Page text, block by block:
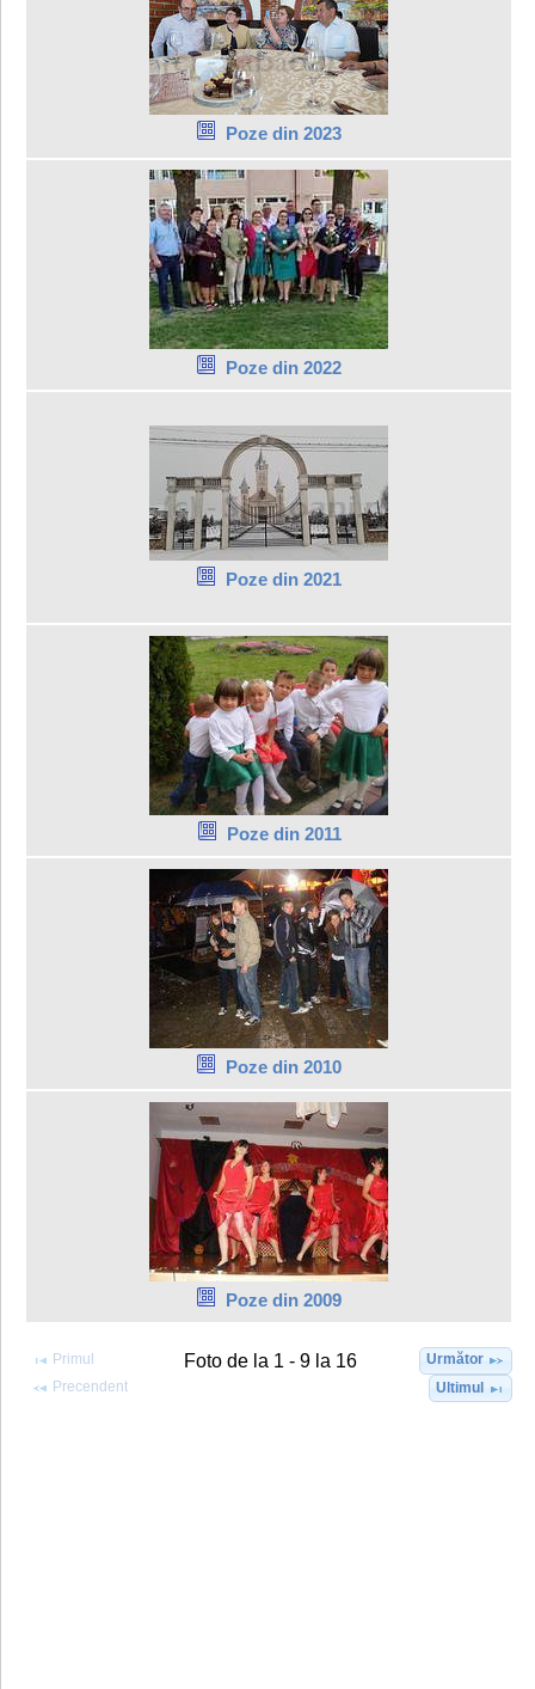
Poze din 2023
Poze din 2022
Poze din 2021
Poze din 2011
Poze din 2010
Poze din 2009
Primul
Precendent
Foto de la 1 - 9 la 16
Următor
Ultimul